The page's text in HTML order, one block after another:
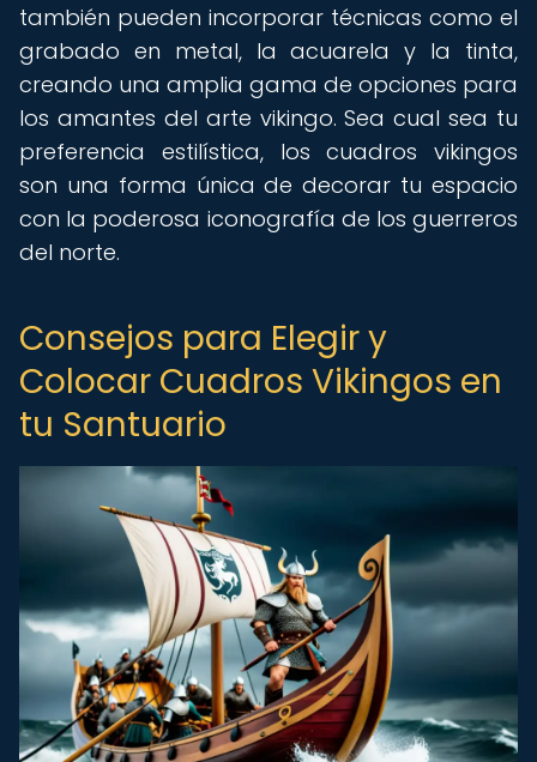
también pueden incorporar técnicas como el
grabado en metal, la acuarela y la tinta,
creando una amplia gama de opciones para
los amantes del arte vikingo. Sea cual sea tu
preferencia estilística, los cuadros vikingos
son una forma única de decorar tu espacio
con la poderosa iconografía de los guerreros
del norte.
Consejos para Elegir y
Colocar Cuadros Vikingos en
tu Santuario